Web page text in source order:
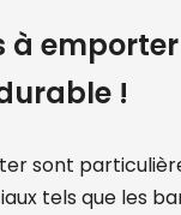
à
!
sont
tels que les